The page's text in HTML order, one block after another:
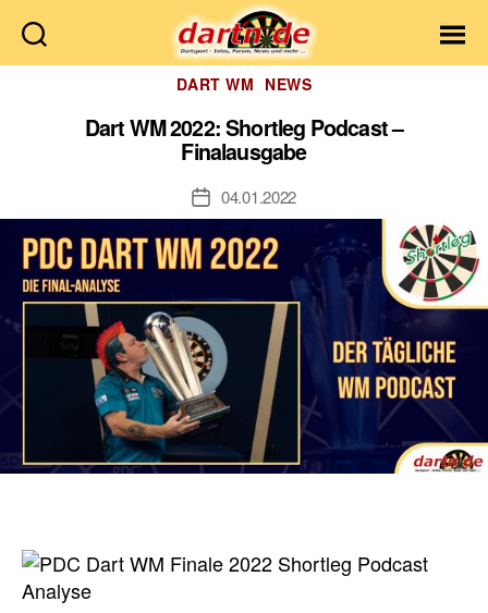
Dartn.de
Kategorien
DART WM NEWS
Dart WM 2022: Shortleg Podcast –
Finalausgabe
Veröffentlichungsdatum
04.01.2022